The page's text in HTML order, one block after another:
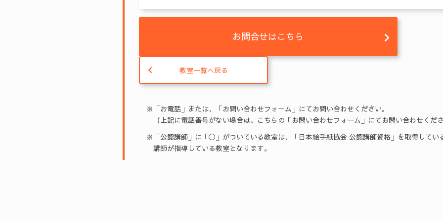
お問合せはこちら
教室一覧へ戻る
※「お電話」または、「お問い合わせフォーム」にてお問い合わせください。
（上記に電話番号がない場合は、こちらの「お問い合わせフォーム」にてお問い合わせくださ
※「公認講師」に「◯」がついている教室は、「日本絵手紙協会 公認講師資格」を取得してい
講師が指導している教室となります。